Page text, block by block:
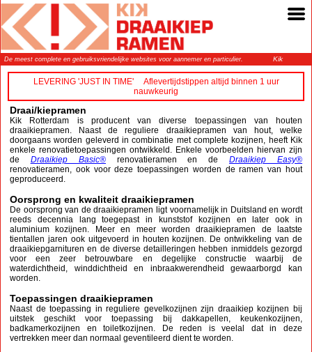
De meest complete en gebruiksvriendelijke websites voor aannemer en particulier.
Kik
Draaikiepramen
LEVERING 'JUST IN TIME' Aflevertijdstippen altijd binnen 1 uur
nauwkeurig
Draai/kiepramen
Kik Rotterdam is producent van diverse toepassingen van houten
draaikiepramen. Naast de reguliere draaikiepramen van hout, welke
doorgaans worden geleverd in combinatie met complete kozijnen, heeft Kik
enkele renovatietoepassingen ontwikkeld. Enkele voorbeelden hiervan zijn
de Draaikiep Basic®renovatieramen en deDraaikiep Easy®
renovatieramen, ook voor deze toepassingen worden de ramen van hout
geproduceerd.
Oorsprong en kwaliteit draaikiepramen
De oorsprong van de draaikiepramen ligt voornamelijk in Duitsland en wordt
reeds decennia lang toegepast in kunststof kozijnen en later ook in
aluminium kozijnen. Meer en meer worden draaikiepramen de laatste
tientallen jaren ook uitgevoerd in houten kozijnen. De ontwikkeling van de
draaikiepgarnituren en de diverse detailleringen hebben inmiddels gezorgd
voor een zeer betrouwbare en degelijke constructie waarbij de
waterdichtheid, winddichtheid en inbraakwerendheid gewaarborgd kan
worden.
Toepassingen draaikiepramen
Naast de toepassing in reguliere gevelkozijnen zijn draaikiep kozijnen bij
uitstek geschikt voor toepassing bij dakkapellen, keukenkozijnen,
badkamerkozijnen en toiletkozijnen. De reden is veelal dat in deze
vertrekken meer dan normaal geventileerd dient te worden.